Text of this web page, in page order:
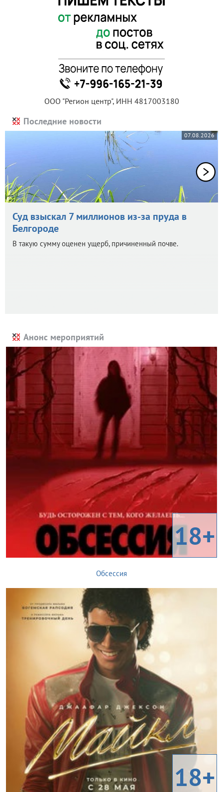
ООО "Регион центр", ИНН 4817003180
Последние новости
07.08.2026
Суд взыскал 7 миллионов из-за пруда в
Белгороде
В такую сумму оценен ущерб, причиненный почве.
Анонс мероприятий
18+
Обсессия
18+